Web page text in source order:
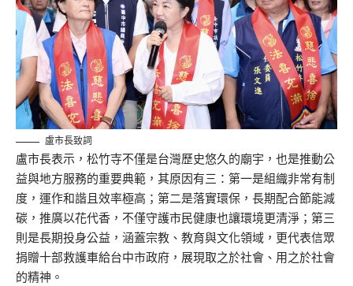
盧市長致詞
盧市長表示，松竹寺不僅是台灣歷史悠久的廟宇，也是推動公
益與地方服務的重要典範，其原因有三：第一是組織非常有制
度，運作和諧且效率極高；第二是落實環保，長期配合節能減
碳，推廣以花代香，不僅守護市民健康也讓環境更清淨；第三
則是長期投身公益，涵蓋宗教、教育與文化領域，更代表信眾
捐贈十部救護車給台中市政府，展現取之於社會、用之於社會
的精神。